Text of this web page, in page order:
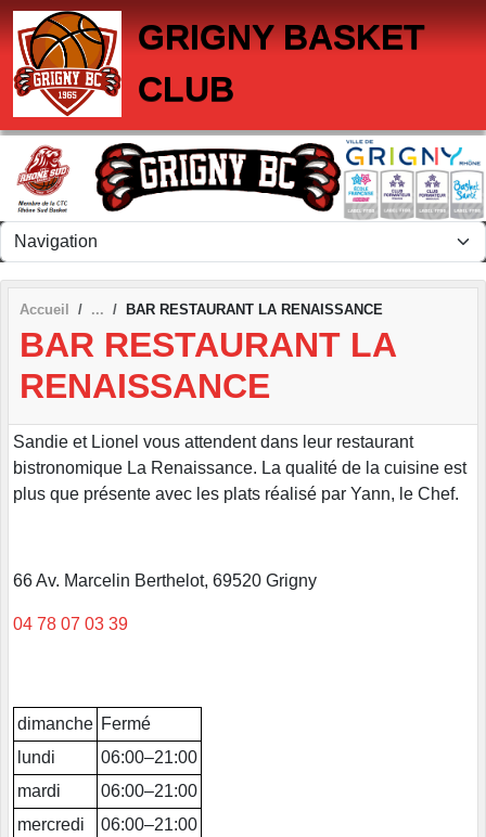
GRIGNY BASKET
CLUB
Accueil BAR RESTAURANT LA RENAISSANCE
BAR RESTAURANT LA
RENAISSANCE
Sandie et Lionel vous attendent dans leur restaurant
bistronomique La Renaissance. La qualité de la cuisine est
plus que présente avec les plats réalisé par Yann, le Chef.
66 Av. Marcelin Berthelot, 69520 Grigny
04 78 07 03 39
dimanche Fermé
lundi
06:00–21:00
mardi
06:00–21:00
mercredi
06:00–21:00
Panneau de gestion des cookies